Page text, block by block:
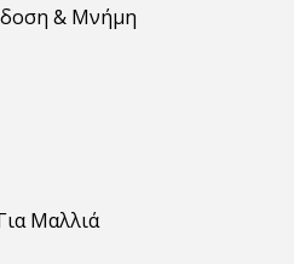
& Μνήμη
Μαλλιά